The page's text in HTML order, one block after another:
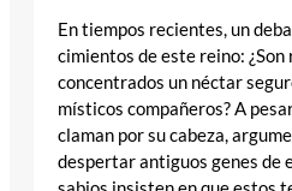
En tiempos recientes, un
cimientos de este reino:
concentrados un néctar
místicos compañeros? A
claman por su cabeza,
despertar antiguos genes de